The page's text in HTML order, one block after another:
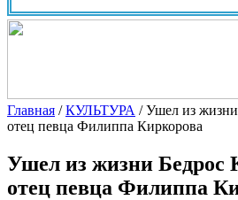
Главная /КУЛЬТУРА /Ушел из
отец певца Филиппа Киркорова
Ушел из жизни Бедрос
отец певца Филиппа